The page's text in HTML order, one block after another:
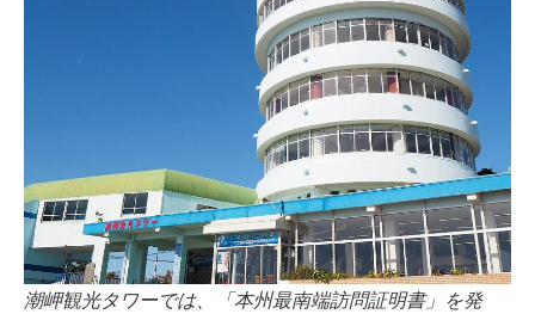
潮岬観光タワーでは、「本州最南端訪問証明書」を発